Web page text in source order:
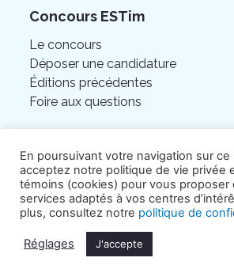
Concours ESTim
Le concours
Déposer une candidature
Éditions précédentes
Foire aux questions
©Chambre de commerce de l’Est
Tous droits réservés.
En poursuivant votre navigation sur ce
acceptez notre politique de vie privée
témoins (cookies) pour vous
services adaptés à vos centres
plus, consultez notre politique de
Réglages J'accepte